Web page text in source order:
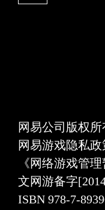
网易公司版权
网易游戏隐私
《网络游戏管
文网游备字
ISBN 978-7-